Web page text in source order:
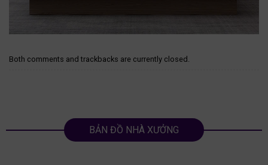
Both comments and trackbacks are currently closed.
BẢN ĐỒ NHÀ XƯỞNG